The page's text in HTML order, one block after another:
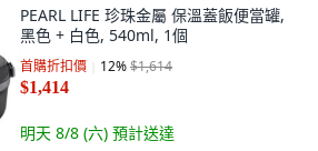
PEARL LIFE 珍珠金屬 保溫蓋飯便當罐,
黑色 + 白色, 540ml, 1個
首購折扣價 12%$1,614
$1,414
明天 8/8 (六) 預計送達